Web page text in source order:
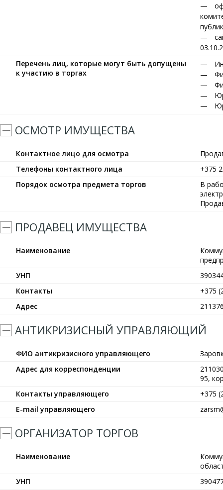
Перечень лиц, которые могут быть допущены
к участию в торгах
ОСМОТР ИМУЩЕСТВА
Контактное лицо для осмотра
Телефоны контактного лица
+375
Порядок осмотра предмета торгов
В
ПРОДАВЕЦ ИМУЩЕСТВА
Наименование
УНП
Контакты
+375
Адрес
АНТИКРИЗИСНЫЙ УПРАВЛЯЮЩИЙ
ФИО антикризисного управляющего
Адрес для корреспонденции
95,
Контакты управляющего
+375
E-mail управляющего
ОРГАНИЗАТОР ТОРГОВ
Наименование
УНП